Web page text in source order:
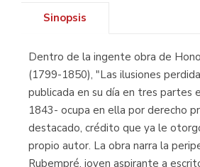
Sinopsis
Dentro de la ingente obra de
(1799-1850), "Las ilusiones
publicada en su día en tres partes
1843- ocupa en ella por derecho
destacado, crédito que ya le
propio autor. La obra narra la
Rubempré, joven aspirante a